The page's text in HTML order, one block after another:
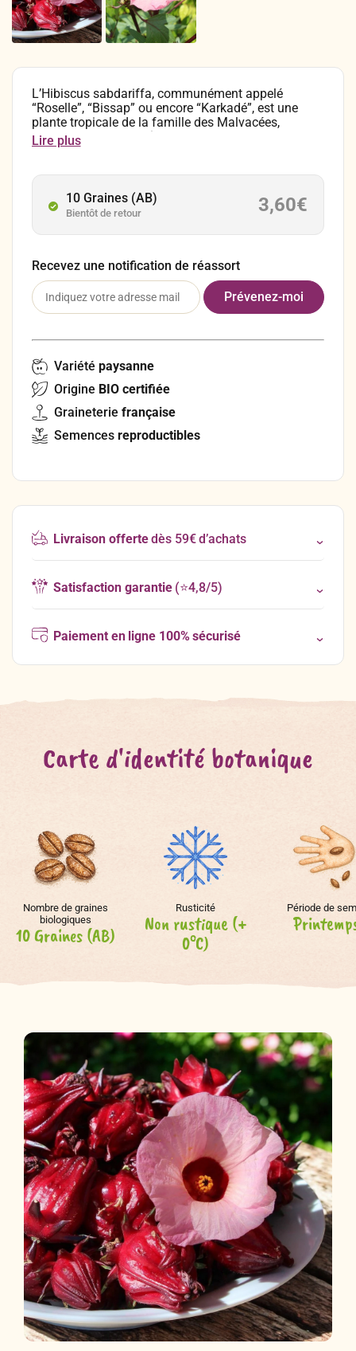
L’Hibiscus sabdariffa, communément appelé
“Roselle”, “Bissap” ou encore “Karkadé”, est une
plante tropicale de la famille des Malvacées,
originaire d’Afrique, où elle est profondément
enracinée dans les traditions culinaires et
Sénégal, au Burkina Faso et au Bénin. Ses atouts
résident dans ses propriétés rafraîchissantes et sa
richesse en antioxydants.
Lire plus
10 Graines (AB)
Bientôt de retour 3,60€
Recevez une notification de réassort
Variété paysanne
Origine BIO certifiée
Graineterie française
Semences reproductibles
Livraison offertedès 59€ d’achats
Satisfaction garantie(⭐4,8/5)
Paiement en ligne 100% sécurisé
Carte d'identité botanique
Nombre de graines
biologiques
10 Graines (AB)
Rusticité
Non rustique (+
0°C)
Période de